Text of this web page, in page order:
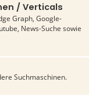
/ Verticals
Graph, Google-
News-Suche sowie
Suchmaschinen.